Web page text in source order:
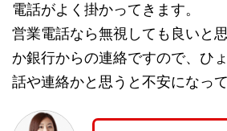
電話がよく掛かってきます。
営業電話なら無視しても良いと
か銀行からの連絡ですので、ひ
話や連絡かと思うと不安になっ